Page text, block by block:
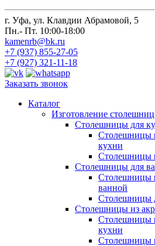
г. Уфа, ул. Клавдии Абрамовой, 5
Пн.- Пт. 10:00-18:00
kamenrb@bk.ru
+7 (937) 855-27-05
+7 (927) 321-11-18
Заказать звонок
Каталог
Изготовление
Столешницы для
Столешницы
кухни
Столешницы
Столешницы для
Столешницы
ванной
Столешницы
Столешницы из
Столешницы
кухни
Столешницы